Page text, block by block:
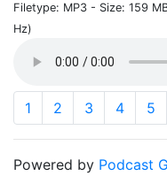
Filetype: MP3 - Size: 159
Hz)
1 2 3 4 5
Powered by Podcast